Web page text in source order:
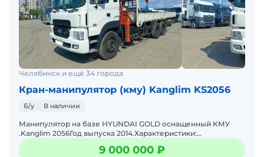
Челябинск и ещё 34 города
Кран-манипулятор (кму) Kanglim KS2056
Б/у В наличии
Манипулятор на базе HYUNDAI GOLD оснащенный КМУ
.Kanglim 2056Год выпуска 2014.Характеристики:
Максимальная грузоподъёмность: 7 500 кг (на
минимальном вылете &md9 000 000 ₽